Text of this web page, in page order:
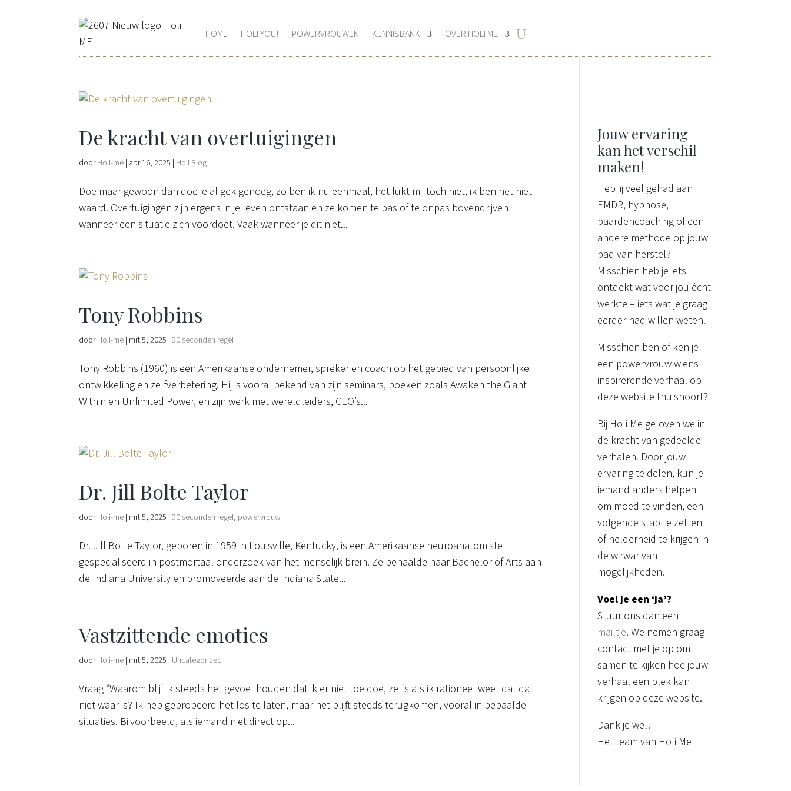
HOME HOLI YOU! POWERVROUWEN KENNISBANK OVER HOLI ME
De kracht van overtuigingen
doorHoli-me | apr 16, 2025 | Holi Blog
Doe maar gewoon dan doe je al gek genoeg, zo ben ik nu eenmaal, het lukt mij toch niet, ik ben het niet
waard. Overtuigingen zijn ergens in je leven ontstaan en ze komen te pas of te onpas bovendrijven
wanneer een situatie zich voordoet. Vaak wanneer je dit niet...
Tony Robbins
doorHoli-me | mrt 5, 2025 |90 seconden regel
Tony Robbins (1960) is een Amerikaanse ondernemer, spreker en coach op het gebied van persoonlijke
ontwikkeling en zelfverbetering. Hij is vooral bekend van zijn seminars, boeken zoals Awaken the Giant
Within en Unlimited Power, en zijn werk met wereldleiders, CEO’s...
Dr. Jill Bolte Taylor
doorHoli-me | mrt 5, 2025 |90 seconden regel, powervrouw
Dr. Jill Bolte Taylor, geboren in 1959 in Louisville, Kentucky, is een Amerikaanse neuroanatomiste
gespecialiseerd in postmortaal onderzoek van het menselijk brein. Ze behaalde haar Bachelor of Arts aan
de Indiana University en promoveerde aan de Indiana State...
Vastzittende emoties
doorHoli-me | mrt 5, 2025 | Uncategorized
Vraag “Waarom blijf ik steeds het gevoel houden dat ik er niet toe doe, zelfs als ik rationeel weet dat dat
niet waar is? Ik heb geprobeerd het los te laten, maar het blijft steeds terugkomen, vooral in bepaalde
situaties. Bijvoorbeeld, als iemand niet direct op...
Jouw ervaring
kan het verschil
maken!
Heb jij veel gehad aan
EMDR, hypnose,
paardencoaching of een
andere methode op jouw
pad van herstel?
Misschien heb je iets
ontdekt wat voor jou écht
werkte – iets wat je graag
eerder had willen weten.
Misschien ben of ken je
een powervrouw wiens
inspirerende verhaal op
deze website thuishoort?
Bij Holi Me geloven we in
de kracht van gedeelde
verhalen. Door jouw
ervaring te delen, kun je
iemand anders helpen
om moed te vinden, een
volgende stap te zetten
of helderheid te krijgen in
de wirwar van
mogelijkheden.
Voel je een ‘ja’?
Stuur ons dan een
mailtje. We nemen graag
contact met je op om
samen te kijken hoe jouw
verhaal een plek kan
krijgen op deze website.
Dank je wel!
Het team van Holi Me